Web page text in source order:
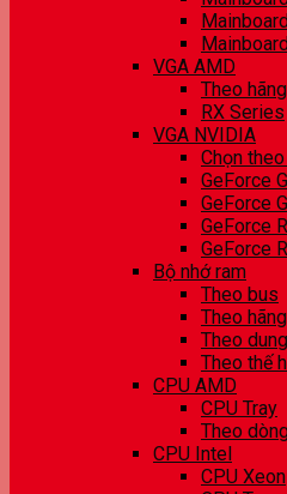
VGA AMD
Theo hãng
RX Series
VGA NVIDIA
Chọn
GeForce
GeForce
GeForce
GeForce
Bộ nhớ ram
Theo bus
Theo hãng
Theo
Theo thế
CPU AMD
CPU Tray
Theo
CPU Intel
CPU Xeon